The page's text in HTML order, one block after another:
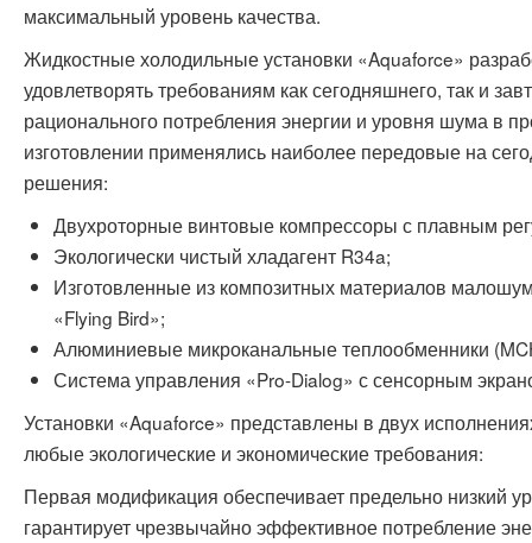
максимальный уровень качества.
Жидкостные холодильные установки «Aquaforce»
удовлетворять требованиям как сегодняшнего, так и
рационального потребления энергии и уровня шума в
изготовлении применялись наиболее передовые на
решения:
Двухроторные винтовые компрессоры с плавным
Экологически чистый хладагент R34a;
Изготовленные из композитных материалов
«Flying Bird»;
Алюминиевые микроканальные теплообменники
Система управления «Pro-Dialog» с сенсорным
Установки «Aquaforce» представлены в двух
любые экологические и экономические требования:
Первая модификация обеспечивает предельно низкий
гарантирует чрезвычайно эффективное потребление